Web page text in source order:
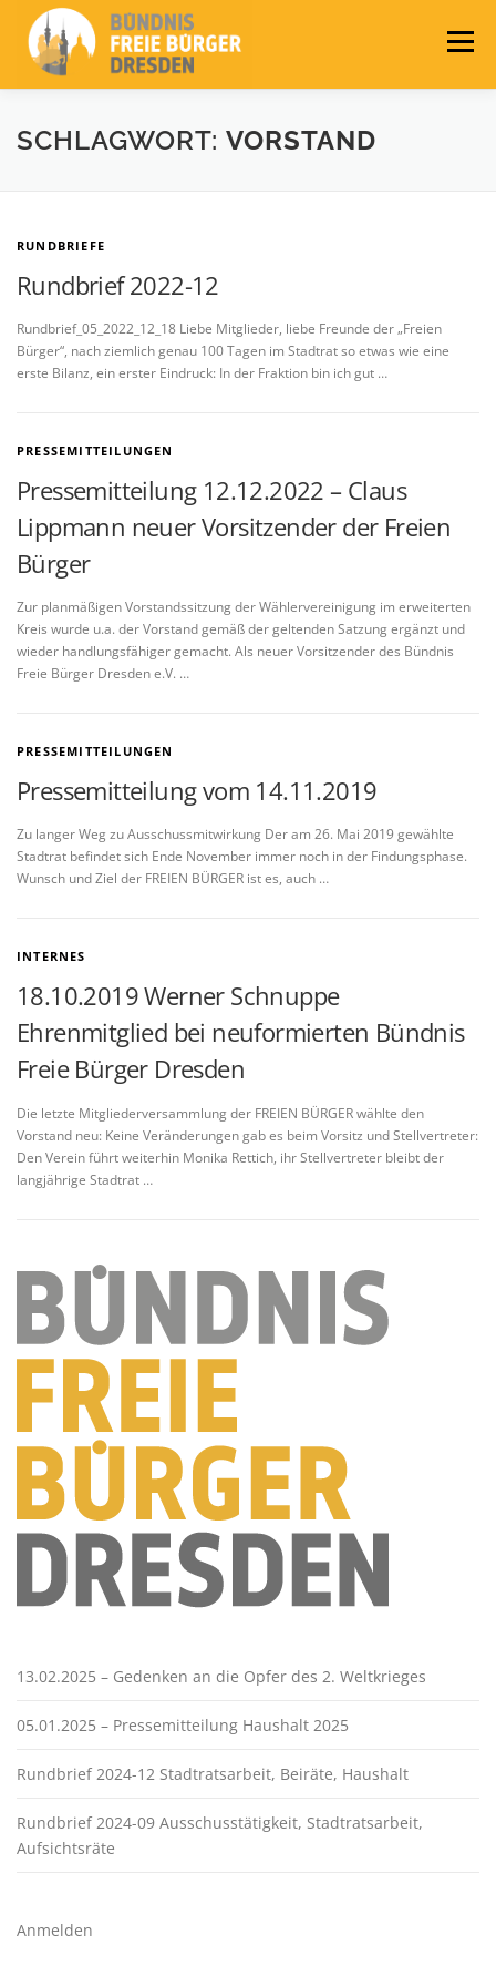
Inhalt
springen
Menü
LEITLINIEN AKTUELLES BÜNDNIS
SCHLAGWORT: VORSTAND
RUNDBRIEFE
Rundbrief 2022-12
Rundbrief_05_2022_12_18 Liebe Mitglieder, liebe Freunde der „Freien
Bürger“, nach ziemlich genau 100 Tagen im Stadtrat so etwas wie eine
erste Bilanz, ein erster Eindruck: In der Fraktion bin ich gut …
PRESSEMITTEILUNGEN
Pressemitteilung 12.12.2022 – Claus
Lippmann neuer Vorsitzender der Freien
Bürger
Zur planmäßigen Vorstandssitzung der Wählervereinigung im erweiterten
Kreis wurde u.a. der Vorstand gemäß der geltenden Satzung ergänzt und
wieder handlungsfähiger gemacht. Als neuer Vorsitzender des Bündnis
Freie Bürger Dresden e.V. …
PRESSEMITTEILUNGEN
Pressemitteilung vom 14.11.2019
Zu langer Weg zu Ausschussmitwirkung Der am 26. Mai 2019 gewählte
Stadtrat befindet sich Ende November immer noch in der Findungsphase.
Wunsch und Ziel der FREIEN BÜRGER ist es, auch …
INTERNES
18.10.2019 Werner Schnuppe
Ehrenmitglied bei neuformierten Bündnis
Freie Bürger Dresden
Die letzte Mitgliederversammlung der FREIEN BÜRGER wählte den
Vorstand neu: Keine Veränderungen gab es beim Vorsitz und Stellvertreter:
Den Verein führt weiterhin Monika Rettich, ihr Stellvertreter bleibt der
langjährige Stadtrat …
13.02.2025 – Gedenken an die Opfer des 2. Weltkrieges
05.01.2025 – Pressemitteilung Haushalt 2025
Rundbrief 2024-12 Stadtratsarbeit, Beiräte, Haushalt
Rundbrief 2024-09 Ausschusstätigkeit, Stadtratsarbeit,
Aufsichtsräte
Anmelden